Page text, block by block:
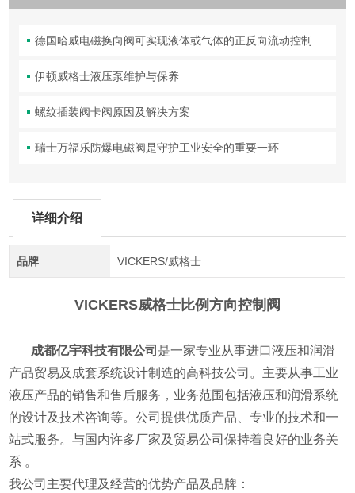
德国哈威电磁换向阀可实现液体或气体的正反向流动控制
伊顿威格士液压泵维护与保养
螺纹插装阀卡阀原因及解决方案
瑞士万福乐防爆电磁阀是守护工业安全的重要一环
详细介绍
品牌 VICKERS/威格士
VICKERS威格士比例方向控制阀
成都亿宇科技有限公司 是一家专业从事进口液压和润滑
产品贸易及成套系统设计制造的高科技公司。主要从事工业
液压产品的销售和售后服务，业务范围包括液压和润滑系统
的设计及技术咨询等。公司提供优质产品、专业的技术和一
站式服务。与国内许多厂家及贸易公司保持着良好的业务关
系 。
我公司主要代理及经营的优势产品及品牌：